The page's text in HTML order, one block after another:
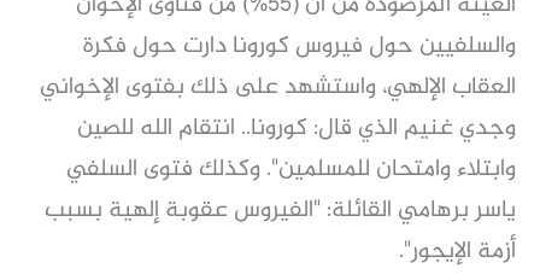
والسلفيين حول فيروس كورونا دارت حول فكرة
العقاب الإلهي، واستشهد على ذلك بفتوى الإخواني
وجدي غنيم الذي قال: كورونا.. انتقام الله للصين
وابتلاء وامتحان للمسلمين". وكذلك فتوى السلفي
ياسر برهامي القائلة: "الفيروس عقوبة إلهية بسبب
أزمة الإيجور".